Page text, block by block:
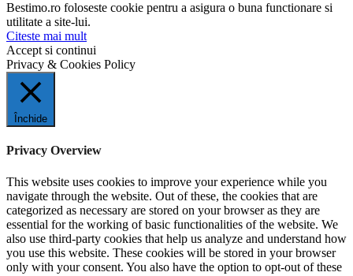
Bestimo.ro foloseste cookie pentru a asigura o buna functionare si
utilitate a site-lui.
Citeste mai mult
Accept si continui
Privacy & Cookies Policy
Închide
Privacy Overview
This website uses cookies to improve your experience while you
navigate through the website. Out of these, the cookies that are
categorized as necessary are stored on your browser as they are
essential for the working of basic functionalities of the website. We
also use third-party cookies that help us analyze and understand how
you use this website. These cookies will be stored in your browser
only with your consent. You also have the option to opt-out of these